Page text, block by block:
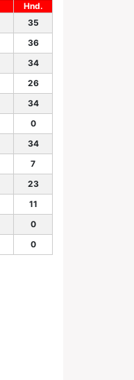
Hnd.
35
36
34
26
34
0
34
7
23
11
0
0